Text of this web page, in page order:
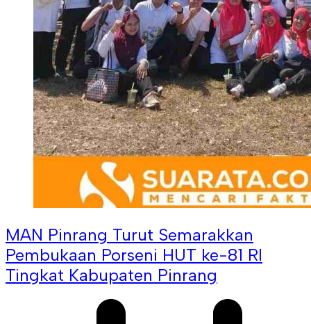
MAN Pinrang Turut Semarakkan
Pembukaan Porseni HUT ke-81 RI
Tingkat Kabupaten Pinrang